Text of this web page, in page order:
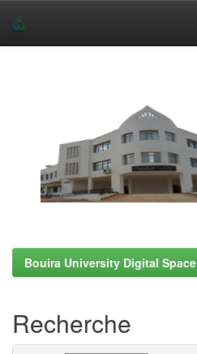
Bouira University Digital Space
Recherche